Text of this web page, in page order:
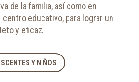
de la familia, así como en
educativo, para lograr un
y eficaz.
Y NIÑOS